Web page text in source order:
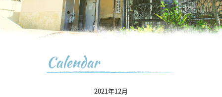
Calendar
2021年12月